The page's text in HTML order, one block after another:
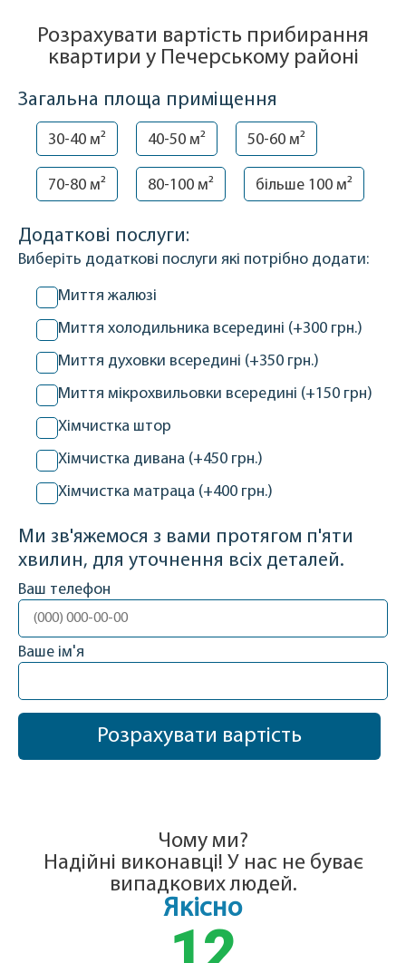
Розрахувати вартість прибирання
квартири у Печерському районі
Загальна площа приміщення
30-40 м² 40-50 м² 50-60 м²
70-80 м² 80-100 м² більше 100 м²
Додаткові послуги:
Виберіть додаткові послуги які потрібно додати:
Миття жалюзі
Миття холодильника всередині (+300 грн.)
Миття духовки всередині (+350 грн.)
Миття мікрохвильовки всередині (+150 грн)
Хімчистка штор
Хімчистка дивана (+450 грн.)
Хімчистка матраца (+400 грн.)
Ми зв'яжемося з вами протягом п'яти
хвилин, для уточнення всіх деталей.
Ваш телефон
Ваше ім'я
Чому ми?
Надійні виконавці! У нас не буває
випадкових людей.
Якісно